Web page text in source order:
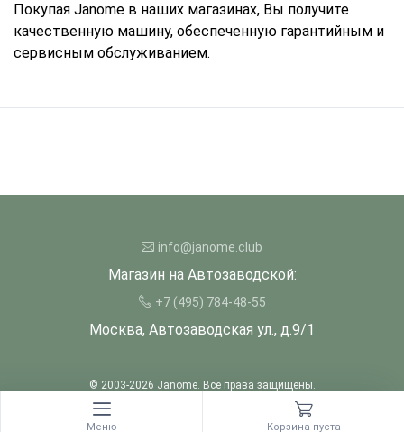
Покупая Janome в наших магазинах, Вы получите
качественную машину, обеспеченную гарантийным и
сервисным обслуживанием.
info@janome.club
Магазин на Автозаводской:
+7 (495) 784-48-55
Москва, Автозаводская ул., д.9/1
© 2003-2026 Janome. Все права защищены.
Developed by Createx Studio
Меню Корзина пуста